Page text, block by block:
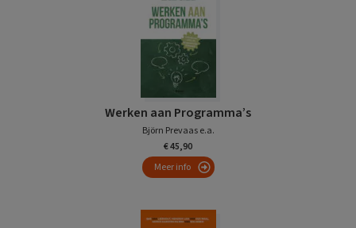
Werken aan Programma’s
Björn Prevaas e.a.
€ 45,90
Meer info